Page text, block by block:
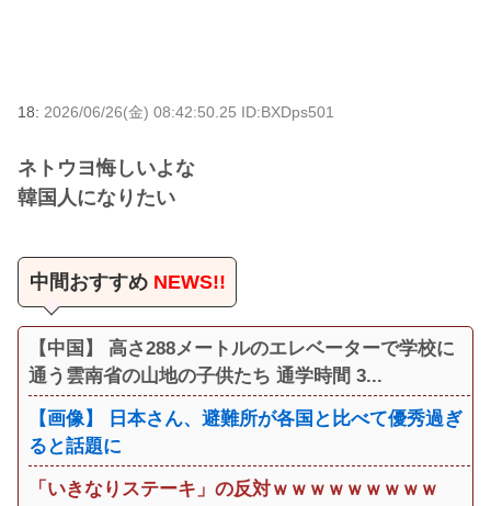
18: 2026/06/26(金) 08:42:50.25 ID:BXDps501
ネトウヨ悔しいよな
韓国人になりたい
中間おすすめNEWS!!
【中国】 高さ288メートルのエレベーターで学校に
通う雲南省の山地の子供たち 通学時間 3...
【画像】 日本さん、避難所が各国と比べて優秀過ぎ
ると話題に
「いきなりステーキ」の反対ｗｗｗｗｗｗｗｗｗ